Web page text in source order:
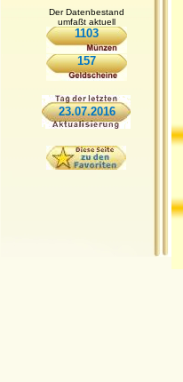
Der Datenbestand
umfaßt aktuell
1103
157
23.07.2016